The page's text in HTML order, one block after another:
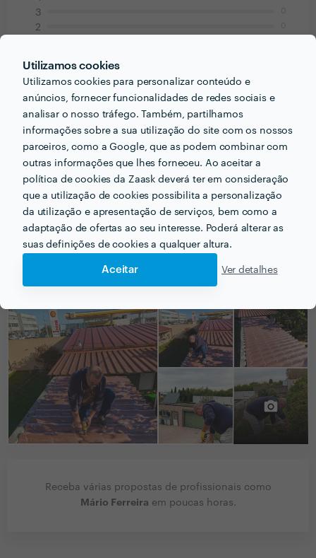
Utilizamos cookies
Utilizamos cookies para personalizar conteúdo e
anúncios, fornecer funcionalidades de redes sociais e
analisar o nosso tráfego. Também, partilhamos
informações sobre a sua utilização do site com os nossos
parceiros, como a Google, que as podem combinar com
outras informações que lhes forneceu. Ao aceitar a
política de cookies da Zaask deverá ter em consideração
que a utilização de cookies possibilita a personalização
da utilização e apresentação de serviços, bem como a
adaptação de ofertas ao seu interesse. Poderá alterar as
suas definições de cookies a qualquer altura.
Aceitar Ver detalhes
3
2
João Pereira
Canalização
Aceitou o pedido bastante rápido e marcamos para o
dia seguinte. Foi sempre muito simpático e
profissional. O problema ficou resolvido com uma
intervenção de 15m. Recomendo.
Receba várias propostas de profissionais como
Mário Ferreira em poucas horas.